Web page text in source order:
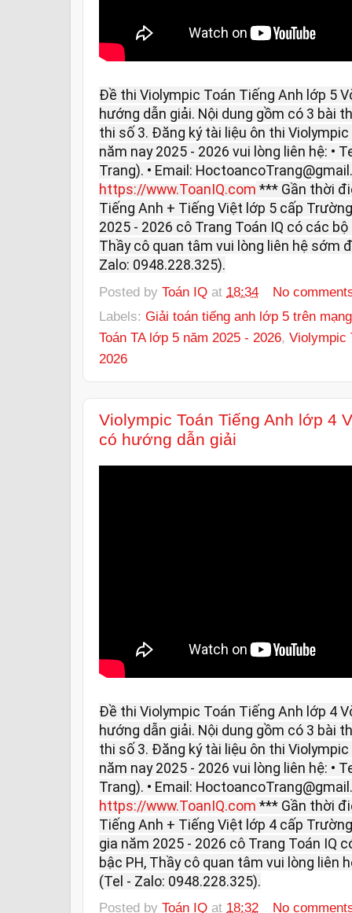
Đề thi Violympic Toán Tiếng Anh lớp 5
hướng dẫn giải. Nội dung gồm có 3 bài
thi số 3. Đăng ký tài liệu ôn thi
năm nay 2025 - 2026 vui lòng liên hệ: •
Trang). • Email:
https://www.ToanIQ.com *** Gần thời
Tiếng Anh + Tiếng Việt lớp 5 cấp
2025 - 2026 cô Trang Toán IQ có các
Thầy cô quan tâm vui lòng liên hệ sớm
Zalo: 0948.228.325).
Posted by Toán IQ at 18:34
No
Labels: Giải toán tiếng anh lớp 5 trên mạng
Toán TA lớp 5 năm 2025 - 2026, Violympic
2026
Violympic Toán Tiếng Anh lớp 4
có hướng dẫn giải
Đề thi Violympic Toán Tiếng Anh lớp 4
hướng dẫn giải. Nội dung gồm có 3 bài
thi số 3. Đăng ký tài liệu ôn thi
năm nay 2025 - 2026 vui lòng liên hệ: •
Trang). • Email:
https://www.ToanIQ.com *** Gần thời
Tiếng Anh + Tiếng Việt lớp 4 cấp
gia năm 2025 - 2026 cô Trang Toán IQ
bậc PH, Thầy cô quan tâm vui lòng liên
(Tel - Zalo: 0948.228.325).
Posted by Toán IQ at 18:32
No